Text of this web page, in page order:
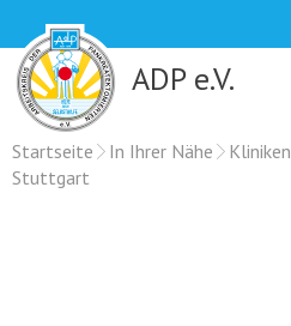
content
ADP e.V.
Startseite In Ihrer Nähe Kliniken
Stuttgart